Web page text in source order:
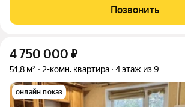
этаже 5-ти этажного панельного дома. Это
ищет «свою» планировку под
Позвонить
4 750 000 ₽
51,8 м² 2-комн. квартира 4 этаж из 9
онлайн показ